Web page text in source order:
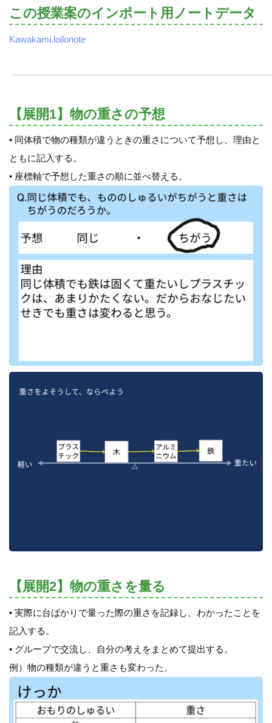
この授業案のインポート用ノートデータ
Kawakami.loilonote
【展開1】物の重さの予想
• 同体積で物の種類が違うときの重さについて予想し、理由と
ともに記入する。
• 座標軸で予想した重さの順に並べ替える。
【展開2】物の重さを量る
• 実際に台ばかりで量った際の重さを記録し、わかったことを
記入する。
• グループで交流し、自分の考えをまとめて提出する。
例）物の種類が違うと重さも変わった。